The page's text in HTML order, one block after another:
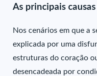
As principais
Nos cenários em que a
explicada por uma
estruturas do coração
desencadeada por